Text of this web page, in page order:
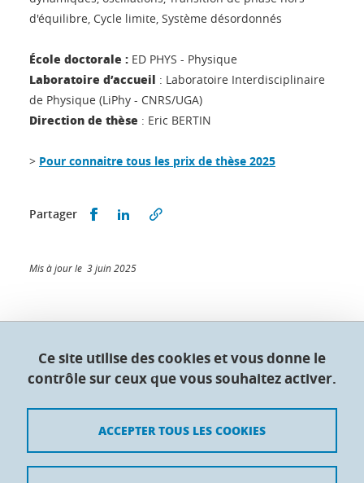
d'équilibre, Cycle limite, Système désordonnés
École doctorale : ED PHYS - Physique
Laboratoire d’accueil : Laboratoire Interdisciplinaire
de Physique (LiPhy - CNRS/UGA)
Direction de thèse : Eric BERTIN
> Pour connaitre tous les prix de thèse 2025
Partager Partager sur Facebook
Partager sur LinkedIn
Mis à jour le 3 juin 2025
Collège doctoral de l'Université Grenoble Alpes
Maison du doctorat Jean Kuntzmann
France
Crédits
Ce site utilise des cookies et vous donne le
contrôle sur ceux que vous souhaitez activer.
ACCEPTER TOUS LES COOKIES